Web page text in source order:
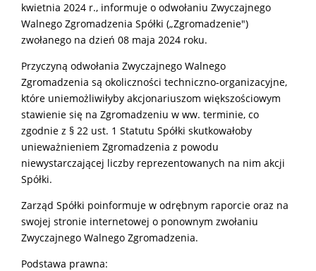
kwietnia 2024 r., informuje o odwołaniu Zwyczajnego
Walnego Zgromadzenia Spółki („Zgromadzenie")
zwołanego na dzień 08 maja 2024 roku.
Przyczyną odwołania Zwyczajnego Walnego
Zgromadzenia są okoliczności techniczno-organizacyjne,
które uniemożliwiłyby akcjonariuszom większościowym
stawienie się na Zgromadzeniu w ww. terminie, co
zgodnie z § 22 ust. 1 Statutu Spółki skutkowałoby
unieważnieniem Zgromadzenia z powodu
niewystarczającej liczby reprezentowanych na nim akcji
Spółki.
Zarząd Spółki poinformuje w odrębnym raporcie oraz na
swojej stronie internetowej o ponownym zwołaniu
Zwyczajnego Walnego Zgromadzenia.
Podstawa prawna: